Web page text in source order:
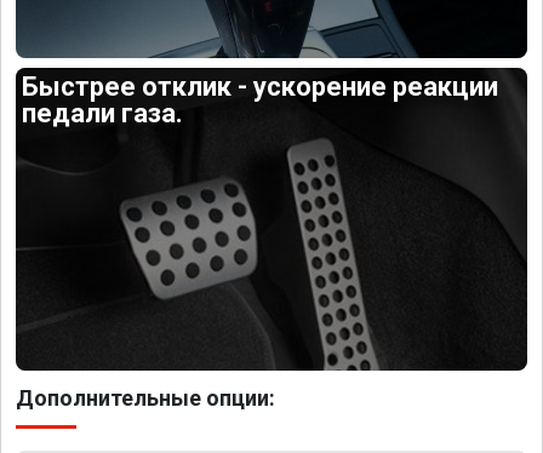
Быстрее отклик - ускорение реакции
педали газа.
Дополнительные опции: